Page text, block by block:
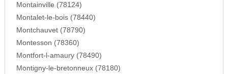
Montainville (78124)
Montalet-le-bois (78440)
Montchauvet (78790)
Montesson (78360)
Montfort-l-amaury (78490)
Montigny-le-bretonneux (78180)